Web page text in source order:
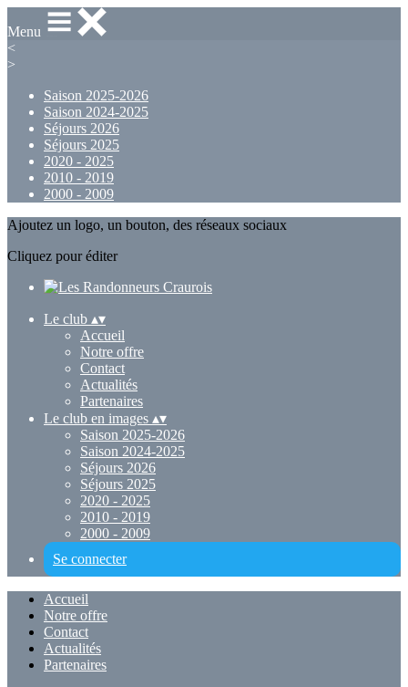
Menu
<
>
Saison 2025-2026
Saison 2024-2025
Séjours 2026
Séjours 2025
2020 - 2025
2010 - 2019
2000 - 2009
Ajoutez un logo, un bouton, des réseaux sociaux
Cliquez pour éditer
Le club ▴▾
Accueil
Notre offre
Contact
Actualités
Partenaires
Le club en images ▴▾
Saison 2025-2026
Saison 2024-2025
Séjours 2026
Séjours 2025
2020 - 2025
2010 - 2019
2000 - 2009
Se connecter
Accueil
Notre offre
Contact
Actualités
Partenaires